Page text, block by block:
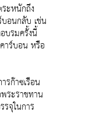
ะหนักถึง
บอนกลับ เช่น
บรมครั้งนี้
าร์บอน หรือ
รก๊าซเรือน
ระราชทาน
จุในการ